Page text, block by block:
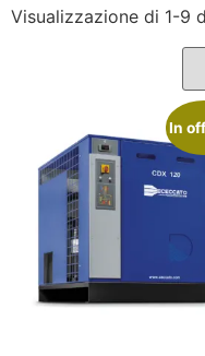
Visualizzazione di 1-9
In